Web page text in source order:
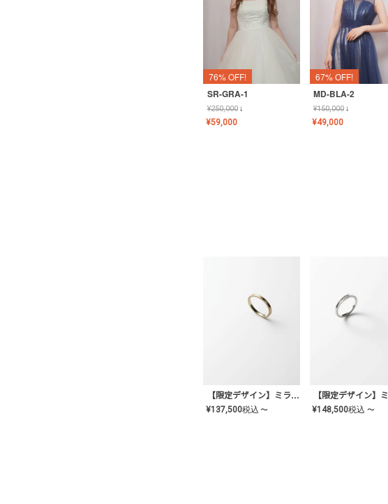
76% OFF!
SR-GRA-1
¥250,000↓
¥59,000
67% OFF!
MD-BLA-2
¥150,000↓
¥49,000
【限定デザイン】ミライ(mill-ai)リング
¥137,500税込 〜 ¥148,500税込 〜